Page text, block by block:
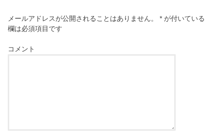
メールアドレスが公開されることはありません。 * が付いている
欄は必須項目です
コメント